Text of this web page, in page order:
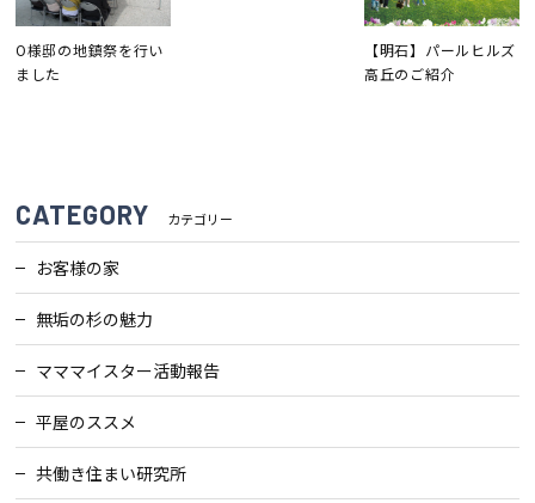
家づくりの資金計画
家づくりのスケジュール
よくあるご質問
スタッフブログ ZEH普及目標
プライバシー
ポリシー
O様邸の地鎮祭を行い
ました
【明石】パールヒルズ
高丘のご紹介
CATEGORY カテゴリー
お客様の家
無垢の杉の魅力
マママイスター活動報告
平屋のススメ
共働き住まい研究所